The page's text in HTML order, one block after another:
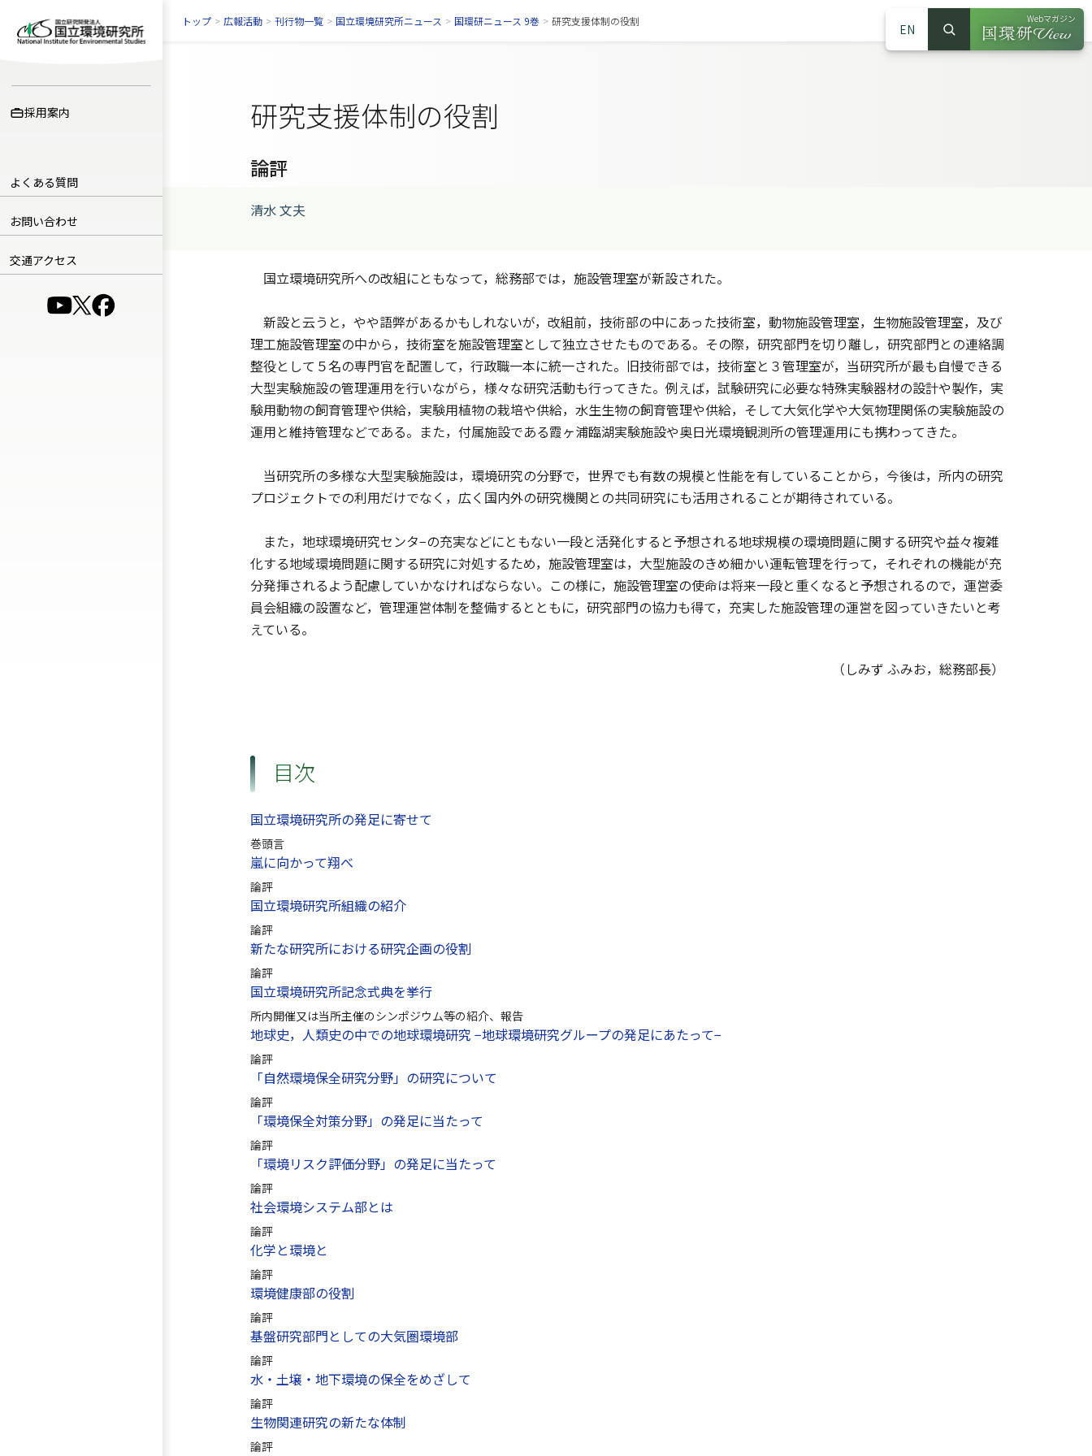
採用案内
よくある質問
お問い合わせ
交通アクセス
（別ウインドウで開きます）
（別ウインドウで開きます）
（別ウインドウで開きます）
EN
サイト内検索
検索
Webマガジン
（別ウインドウ
トップ > 広報活動 > 刊行物一覧 > 国立環境研究所ニュース > 国環研ニュース 9巻 > 研究支援体制の役割
研究支援体制の役割
論評
清水 文夫
国立環境研究所への改組にともなって，総務部では，施設管理室が新設された。
新設と云うと，やや語弊があるかもしれないが，改組前，技術部の中にあった技術室，動物施設管理室，生物施設管理室，及び
理工施設管理室の中から，技術室を施設管理室として独立させたものである。その際，研究部門を切り離し，研究部門との連絡調
整役として５名の専門官を配置して，行政職一本に統一された。旧技術部では，技術室と３管理室が，当研究所が最も自慢できる
大型実験施設の管理運用を行いながら，様々な研究活動も行ってきた。例えば，試験研究に必要な特殊実験器材の設計や製作，実
験用動物の飼育管理や供給，実験用植物の栽培や供給，水生生物の飼育管理や供給，そして大気化学や大気物理関係の実験施設の
運用と維持管理などである。また，付属施設である霞ヶ浦臨湖実験施設や奥日光環境観測所の管理運用にも携わってきた。
当研究所の多様な大型実験施設は，環境研究の分野で，世界でも有数の規模と性能を有していることから，今後は，所内の研究
プロジェクトでの利用だけでなく，広く国内外の研究機関との共同研究にも活用されることが期待されている。
また，地球環境研究センタ−の充実などにともない一段と活発化すると予想される地球規模の環境問題に関する研究や益々複雑
化する地域環境問題に関する研究に対処するため，施設管理室は，大型施設のきめ細かい運転管理を行って，それぞれの機能が充
分発揮されるよう配慮していかなければならない。この様に，施設管理室の使命は将来一段と重くなると予想されるので，運営委
員会組織の設置など，管理運営体制を整備するとともに，研究部門の協力も得て，充実した施設管理の運営を図っていきたいと考
えている。
（しみず ふみお，総務部長）
目次
国立環境研究所の発足に寄せて
巻頭言
嵐に向かって翔べ
論評
国立環境研究所組織の紹介
論評
新たな研究所における研究企画の役割
論評
国立環境研究所記念式典を挙行
所内開催又は当所主催のシンポジウム等の紹介、報告
地球史，人類史の中での地球環境研究 −地球環境研究グループの発足にあたって−
論評
「自然環境保全研究分野」の研究について
論評
「環境保全対策分野」の発足に当たって
論評
「環境リスク評価分野」の発足に当たって
論評
社会環境システム部とは
論評
化学と環境と
論評
環境健康部の役割
論評
基盤研究部門としての大気圏環境部
論評
水・土壌・地下環境の保全をめざして
論評
生物関連研究の新たな体制
論評